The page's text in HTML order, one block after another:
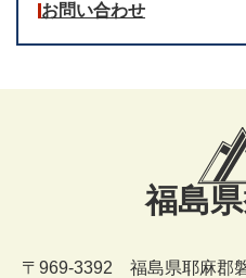
お問い合わせ
福島
〒969-3392 福島県耶麻郡